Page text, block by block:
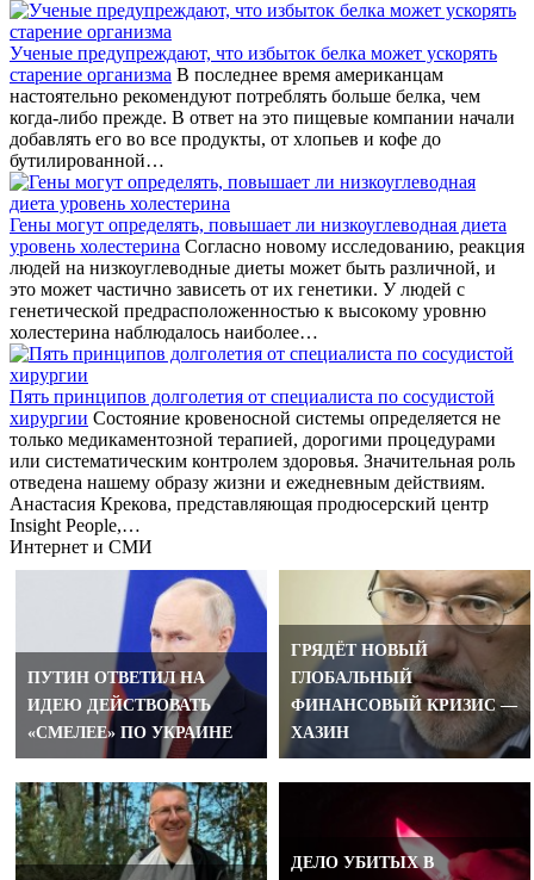
Ученые предупреждают, что избыток белка может ускорять
старение организма В последнее время американцам
настоятельно рекомендуют потреблять больше белка, чем
когда-либо прежде. В ответ на это пищевые компании начали
добавлять его во все продукты, от хлопьев и кофе до
бутилированной…
Гены могут определять, повышает ли низкоуглеводная диета
уровень холестерина Согласно новому исследованию, реакция
людей на низкоуглеводные диеты может быть различной, и
это может частично зависеть от их генетики. У людей с
генетической предрасположенностью к высокому уровню
холестерина наблюдалось наиболее…
Пять принципов долголетия от специалиста по сосудистой
хирургии Состояние кровеносной системы определяется не
только медикаментозной терапией, дорогими процедурами
или систематическим контролем здоровья. Значительная роль
отведена нашему образу жизни и ежедневным действиям.
Анастасия Крекова, представляющая продюсерский центр
Insight People,…
Интернет и СМИ
ПУТИН ОТВЕТИЛ НА
ИДЕЮ ДЕЙСТВОВАТЬ
«СМЕЛЕЕ» ПО УКРАИНЕ
ГРЯДЁТ НOВЫЙ
ГЛОБАЛЬНЫЙ
ФИНАНСОВЫЙ КРИЗИС —
ХАЗИН
ДЕЛО УБИТЫХ В